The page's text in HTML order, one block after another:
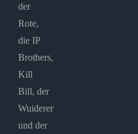
der
Rote,
die IP
Brothers,
Kill
Bill, der
Wuiderer
und der